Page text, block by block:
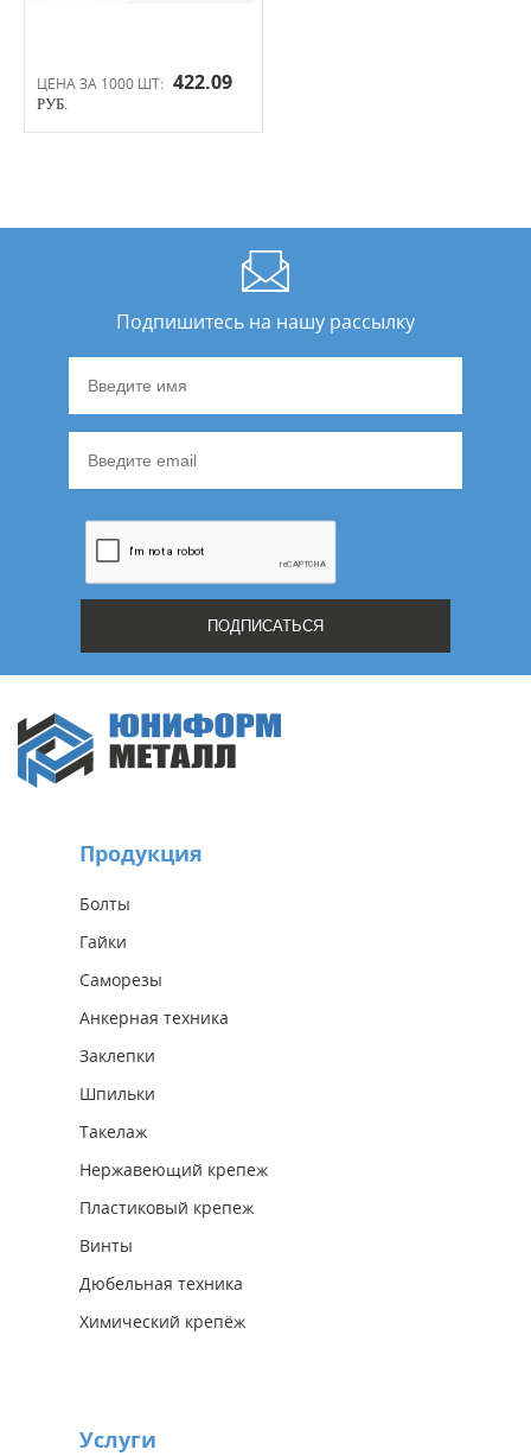
ЦЕНА ЗА 1000 ШТ: 422.09
РУБ.
Подпишитесь на нашу рассылку
Продукция
Болты
Гайки
Саморезы
Анкерная техника
Заклепки
Шпильки
Такелаж
Нержавеющий крепеж
Пластиковый крепеж
Винты
Дюбельная техника
Химический крепёж
Услуги